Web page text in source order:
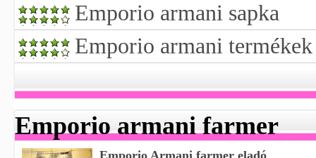
Emporio armani sapka
Emporio armani termékek
Emporio armani farmer
Emporio Armani farmer eladó